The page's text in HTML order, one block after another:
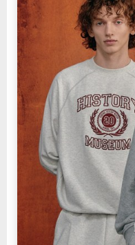
엄
래
투
맨
4COL
[EatingNOW
ㅣ